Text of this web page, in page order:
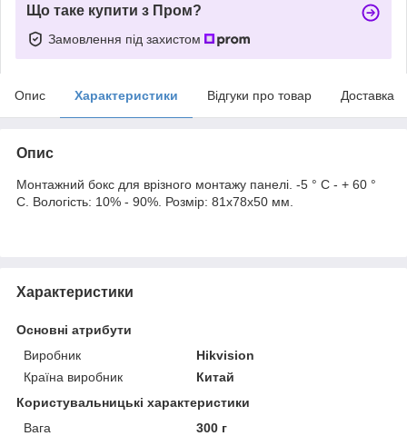
Що таке купити з Пром?
Замовлення під захистом
Опис Характеристики Відгуки про товар Доставка
Опис
Монтажний бокс для врізного монтажу панелі. -5 ° C - + 60 °
C. Вологість: 10% - 90%. Розмір: 81х78х50 мм.
Характеристики
Основні атрибути
Виробник
Hikvision
Країна виробник
Китай
Користувальницькі характеристики
Вага
300 г